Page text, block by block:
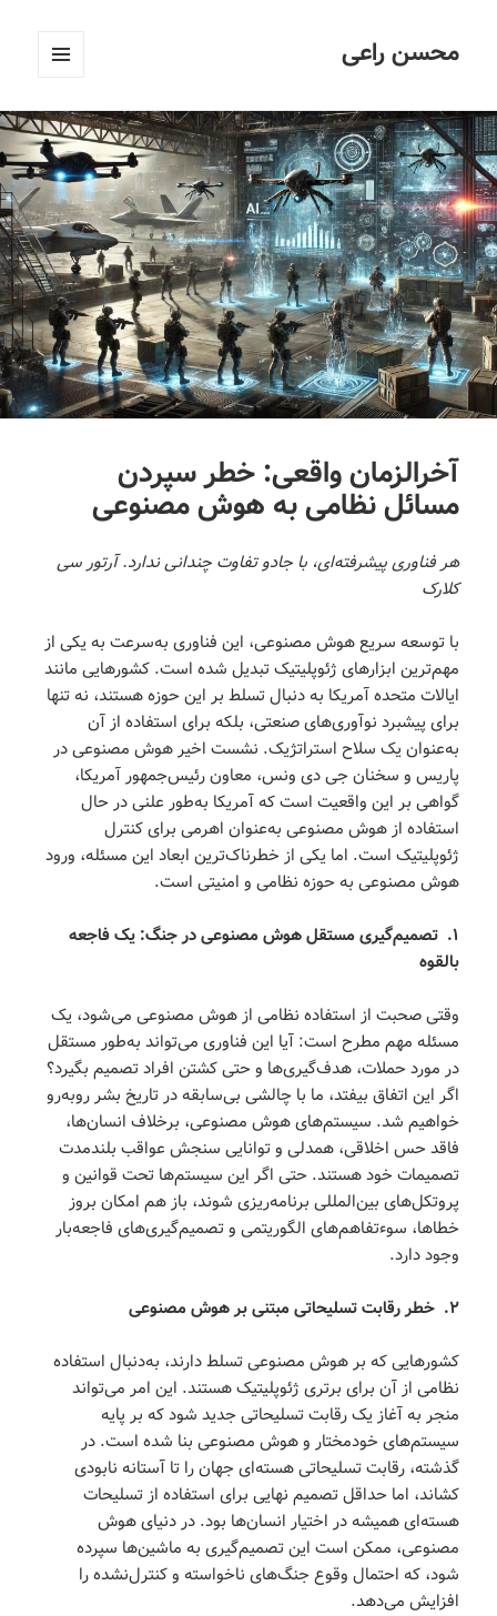
محسن راعی
و
ابزارک‌ها
آخرالزمان واقعی: خطر سپردن
مسائل نظامی به هوش مصنوعی
هر فناوری پیشرفته‌ای، با جادو تفاوتچندانی ندارد.آرتور سی
کلارک
با توسعه سریع هوش مصنوعی، این فناوری به‌سرعت به یکی از
مهم‌ترین ابزارهای ژئوپلیتیک تبدیل شده است. کشورهایی مانند
ایالات متحده آمریکا به دنبال تسلط بر این حوزه هستند، نه تنها
برای پیشبرد نوآوری‌های صنعتی، بلکه برای استفاده از آن
به‌عنوان یک سلاح استراتژیک. نشست اخیر هوش مصنوعی در
پاریس و سخنان جی دی ونس، معاون رئیس‌جمهور آمریکا،
گواهی بر این واقعیت است که آمریکا به‌طور علنی در حال
استفاده از هوش مصنوعی به‌عنوان اهرمی برای کنترل
ژئوپلیتیک است. اما یکی از خطرناک‌ترین ابعاد این مسئله، ورود
هوش مصنوعی به حوزه نظامی و امنیتی است.
۱.تصمیم‌گیری مستقل هوش مصنوعی در جنگ: یک فاجعه
بالقوه
وقتی صحبت از استفاده نظامی از هوش مصنوعی می‌شود، یک
مسئله مهم مطرح است: آیا این فناوری می‌تواند به‌طور مستقل
در مورد حملات، هدف‌گیری‌ها و حتی کشتن افراد تصمیم بگیرد؟
اگر این اتفاق بیفتد، ما با چالشی بی‌سابقه در تاریخ بشر روبه‌رو
خواهیم شد. سیستم‌های هوش مصنوعی، برخلاف انسان‌ها،
فاقد حس اخلاقی، همدلی و توانایی سنجش عواقب بلندمدت
تصمیمات خود هستند. حتی اگر این سیستم‌ها تحت قوانین و
پروتکل‌های بین‌المللی برنامه‌ریزی شوند، باز هم امکان بروز
خطاها، سوءتفاهم‌های الگوریتمی و تصمیم‌گیری‌های فاجعه‌بار
وجود دارد.
۲.خطر رقابت تسلیحاتی مبتنی بر هوش مصنوعی
کشورهایی که بر هوش مصنوعی تسلط دارند، به‌دنبال استفاده
نظامی از آن برای برتری ژئوپلیتیک هستند. این امر می‌تواند
منجر به آغاز یک رقابت تسلیحاتی جدید شود که بر پایه
سیستم‌های خودمختار و هوش مصنوعی بنا شده است. در
گذشته، رقابت تسلیحاتی هسته‌ای جهان را تا آستانه نابودی
کشاند، اما حداقل تصمیم نهایی برای استفاده از تسلیحات
هسته‌ای همیشه در اختیار انسان‌ها بود. در دنیای هوش
مصنوعی، ممکن است این تصمیم‌گیری به ماشین‌ها سپرده
شود، که احتمال وقوع جنگ‌های ناخواسته و کنترل‌نشده را
افزایش می‌دهد.